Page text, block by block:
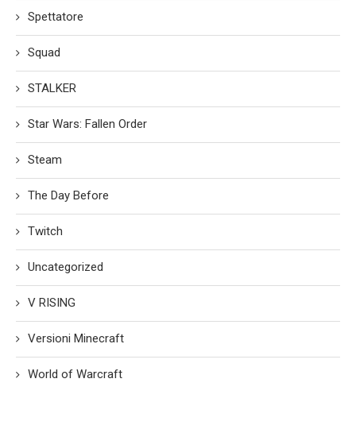
Spettatore
Squad
STALKER
Star Wars: Fallen Order
Steam
The Day Before
Twitch
Uncategorized
V RISING
Versioni Minecraft
World of Warcraft